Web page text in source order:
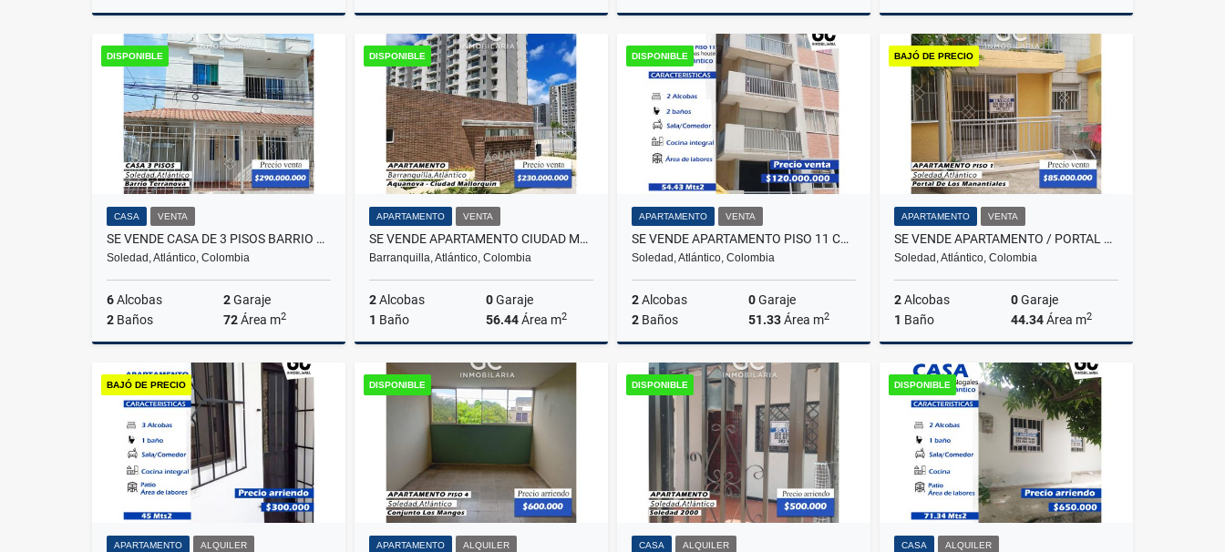
Venta
$280.000.000
Venta
$102.000.000
Alquiler
$650.000 $700.000
DISPONIBLE
CASA VENTA
SE VENDE CASA DE 3 PISOS BARRIO TERRANOVA - SOLEDAD
Soledad, Atlántico, Colombia
6Alcobas 2Garaje
2 Baños 72Área m2
Venta
$290.000.000
DISPONIBLE
APARTAMENTO VENTA
SE VENDE APARTAMENTO CIUDAD MALLORQUIN - AQUANOVA - BARRANQUILLA
Barranquilla, Atlántico, Colombia
2Alcobas 0Garaje
1 Baño 56.44Área m2
Venta
$230.000.000
DISPONIBLE
APARTAMENTO VENTA
SE VENDE APARTAMENTO PISO 11 CONJUNTO RESIDENCIAL MAS HOUSE
Soledad, Atlántico, Colombia
2Alcobas 0Garaje
2 Baños 51.33Área m2
Venta
$120.000.000
BAJÓ DE PRECIO
APARTAMENTO VENTA
SE VENDE APARTAMENTO / PORTAL DE LOS MANANTIALES
Soledad, Atlántico, Colombia
2Alcobas 0Garaje
1 Baño 44.34Área m2
Venta
$85.000.000
BAJÓ DE PRECIO
APARTAMENTO ALQUILER
DISPONIBLE
APARTAMENTO ALQUILER
DISPONIBLE
CASA ALQUILER
DISPONIBLE
CASA ALQUILER